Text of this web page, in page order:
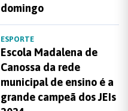
domingo
ESPORTE
Escola Madalena de
Canossa da rede
municipal de ensino é a
grande campeã dos JEIs